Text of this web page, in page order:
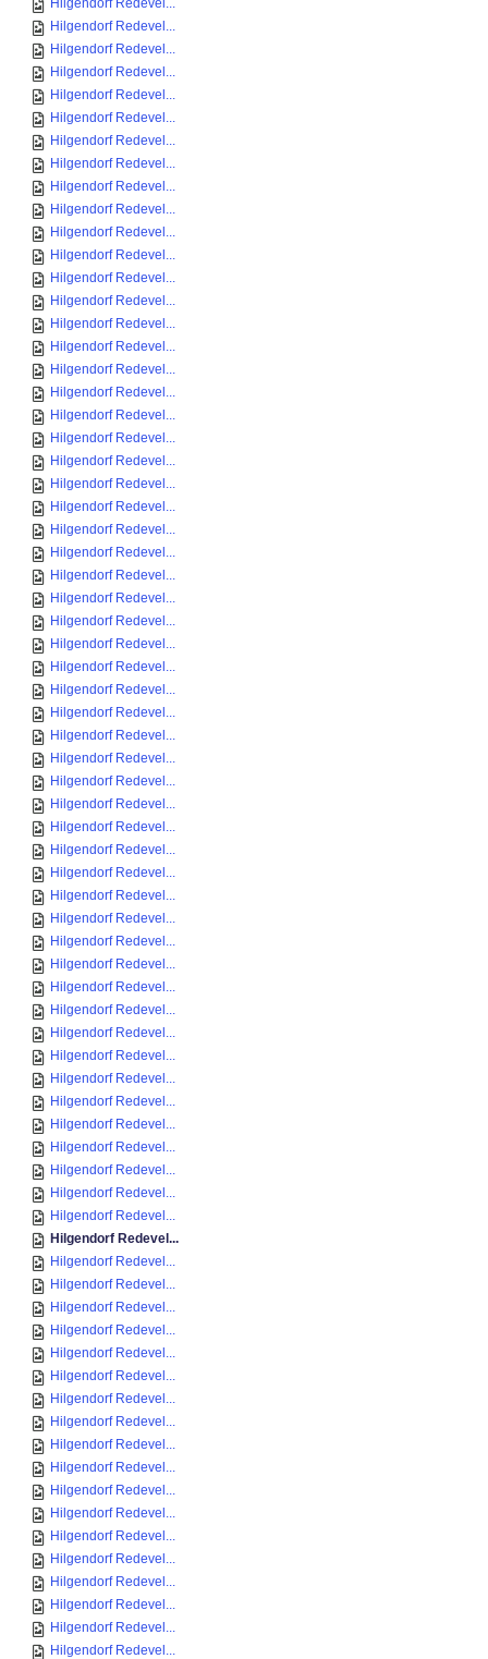
Hilgendorf Redevel...
Hilgendorf Redevel...
Hilgendorf Redevel...
Hilgendorf Redevel...
Hilgendorf Redevel...
Hilgendorf Redevel...
Hilgendorf Redevel...
Hilgendorf Redevel...
Hilgendorf Redevel...
Hilgendorf Redevel...
Hilgendorf Redevel...
Hilgendorf Redevel...
Hilgendorf Redevel...
Hilgendorf Redevel...
Hilgendorf Redevel...
Hilgendorf Redevel...
Hilgendorf Redevel...
Hilgendorf Redevel...
Hilgendorf Redevel...
Hilgendorf Redevel...
Hilgendorf Redevel...
Hilgendorf Redevel...
Hilgendorf Redevel...
Hilgendorf Redevel...
Hilgendorf Redevel...
Hilgendorf Redevel...
Hilgendorf Redevel...
Hilgendorf Redevel...
Hilgendorf Redevel...
Hilgendorf Redevel...
Hilgendorf Redevel...
Hilgendorf Redevel...
Hilgendorf Redevel...
Hilgendorf Redevel...
Hilgendorf Redevel...
Hilgendorf Redevel...
Hilgendorf Redevel...
Hilgendorf Redevel...
Hilgendorf Redevel...
Hilgendorf Redevel...
Hilgendorf Redevel...
Hilgendorf Redevel...
Hilgendorf Redevel...
Hilgendorf Redevel...
Hilgendorf Redevel...
Hilgendorf Redevel...
Hilgendorf Redevel...
Hilgendorf Redevel...
Hilgendorf Redevel...
Hilgendorf Redevel...
Hilgendorf Redevel...
Hilgendorf Redevel...
Hilgendorf Redevel...
Hilgendorf Redevel...
Hilgendorf Redevel...
Hilgendorf Redevel...
Hilgendorf Redevel...
Hilgendorf Redevel...
Hilgendorf Redevel...
Hilgendorf Redevel...
Hilgendorf Redevel...
Hilgendorf Redevel...
Hilgendorf Redevel...
Hilgendorf Redevel...
Hilgendorf Redevel...
Hilgendorf Redevel...
Hilgendorf Redevel...
Hilgendorf Redevel...
Hilgendorf Redevel...
Hilgendorf Redevel...
Hilgendorf Redevel...
Hilgendorf Redevel...
Hilgendorf Redevel...